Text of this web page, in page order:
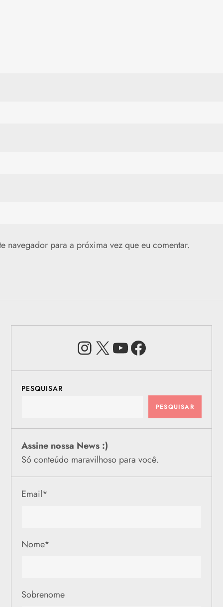
navegador para a próxima vez que eu comentar.
Instagram
X Youtube
PESQUISAR
PESQUISAR
Assine nossa News :)
Só conteúdo maravilhoso para você.
Email*
Nome*
Sobrenome